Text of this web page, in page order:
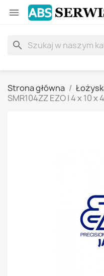

search
Strona główna
SMR104ZZ EZO | 4 x 10 x 4